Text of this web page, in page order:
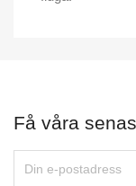
Få våra